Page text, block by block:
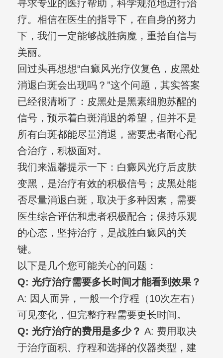
寻求专业的医疗帮助，科学规范地进行治
疗。相信在医生的指导下，在自身的努力
下，我们一定能够战胜病魔，重拾自信与
美丽。
回过头再想想“白癜风光疗仪复色，皮黑处
消退白斑会出现吗？”这个问题，其实答案
已经很清晰了：皮黑处是黑素细胞苏醒的
信号，预示着白斑消退的希望，但并不是
所有白斑都能尽量消退，需要患者耐心配
合治疗，积极面对。
我们来温馨提示一下：白癜风光疗后皮肤
变黑，是治疗有效的积极信号；皮黑处能
否尽量消退白斑，取决于多种因素，需要
医生综合评估和患者积极配合；保持乐观
的心态，坚持治疗，是战胜白癜风的关
键。
以下是几个您可能关心的问题：
Q: 光疗治疗需要多长时间才能看到效果？
A: 因人而异，一般一个疗程（10次左右）
可见变化，但完整疗程需要更长时间。
Q: 光疗治疗的费用是多少？ A: 费用取决
于治疗面积、疗程和选择的仪器类型，建